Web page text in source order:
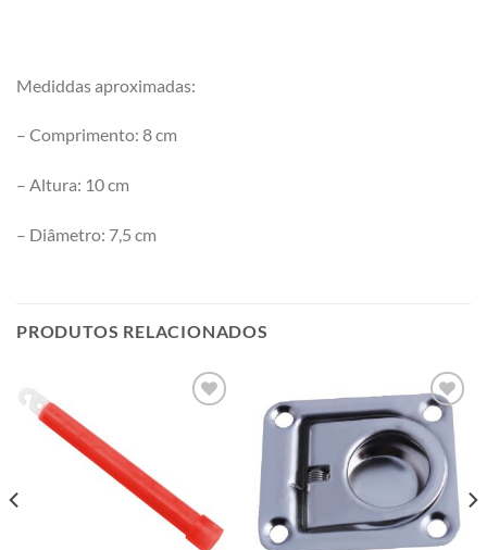
Mediddas aproximadas:
– Comprimento: 8 cm
– Altura: 10 cm
– Diâmetro: 7,5 cm
PRODUTOS RELACIONADOS
Add to
wishlist